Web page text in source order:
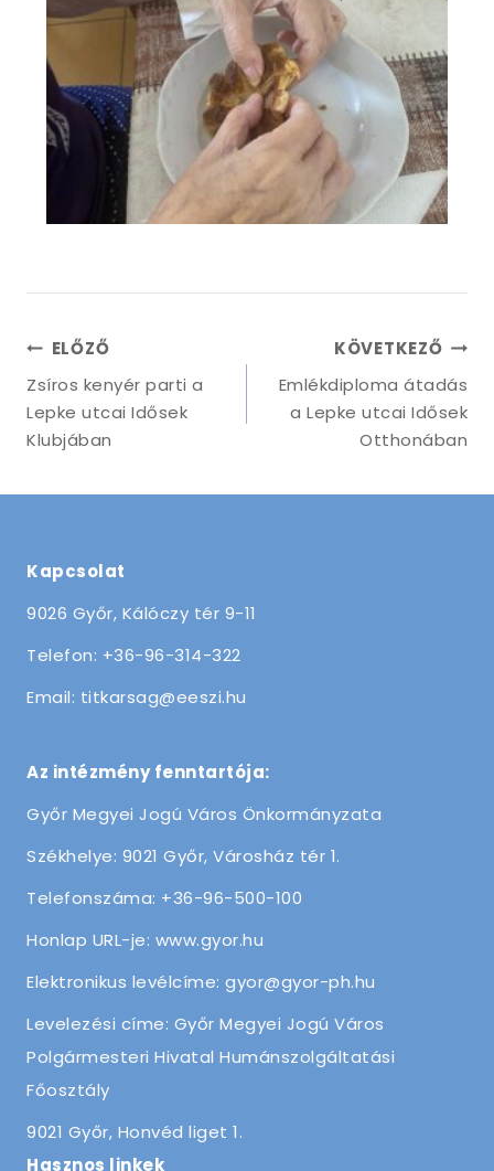
ELŐZŐ
Zsíros kenyér parti a
Lepke utcai Idősek
Klubjában
KÖVETKEZŐ
Emlékdiploma átadás
a Lepke utcai Idősek
Otthonában
Kapcsolat
9026 Győr, Kálóczy tér 9-11
Telefon: +36-96-314-322
Email: titkarsag@eeszi.hu
Az intézmény fenntartója:
Győr Megyei Jogú Város Önkormányzata
Székhelye: 9021 Győr, Városház tér 1.
Telefonszáma: +36-96-500-100
Honlap URL-je: www.gyor.hu
Elektronikus levélcíme: gyor@gyor-ph.hu
Levelezési címe: Győr Megyei Jogú Város
Polgármesteri Hivatal Humánszolgáltatási
Főosztály
9021 Győr, Honvéd liget 1.
Hasznos linkek